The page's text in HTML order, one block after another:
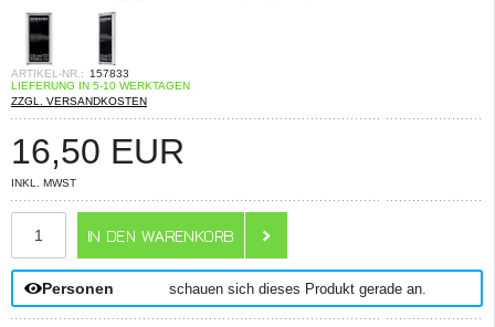
ARTIKEL-NR.:
157833
LIEFERUNG IN 5-10 WERKTAGEN
ZZGL. VERSANDKOSTEN
16,50 EUR
INKL. MWST
Personen schauen sich dieses Produkt gerade an.